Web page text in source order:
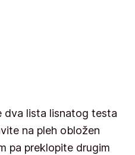
dva lista lisnatog testa
na pleh obložen
pa preklopite drugim